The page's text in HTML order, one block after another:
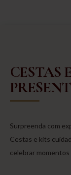
CESTAS E
Surpreenda com
Cestas e kits
celebrar momentos